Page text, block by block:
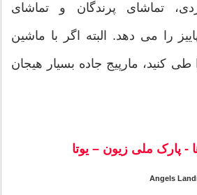
تماشای پرندگان و تماشای
را می دهد. البته اگر با ماشین
طی کنید، مارپیج جاده بسیار هیجان
Angels